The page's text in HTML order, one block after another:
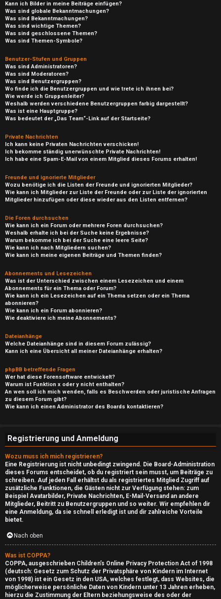
Kann ich Bilder in meine Beiträge einfügen?
Was sind globale Bekanntmachungen?
Was sind Bekanntmachungen?
Was sind wichtige Themen?
Was sind geschlossene Themen?
Was sind Themen-Symbole?
Benutzer-Stufen und Gruppen
Was sind Administratoren?
Was sind Moderatoren?
Was sind Benutzergruppen?
Wo finde ich die Benutzergruppen und wie trete ich ihnen bei?
Wie werde ich Gruppenleiter?
Weshalb werden verschiedene Benutzergruppen farbig dargestellt?
Was ist eine Hauptgruppe?
Was bedeutet der „Das Team“-Link auf der Startseite?
Private Nachrichten
Ich kann keine Privaten Nachrichten verschicken!
Ich bekomme ständig unerwünschte Private Nachrichten!
Ich habe eine Spam-E-Mail von einem Mitglied dieses Forums erhalten!
Freunde und ignorierte Mitglieder
Wozu benötige ich die Listen der Freunde und ignorierten Mitglieder?
Wie kann ich Mitglieder zur Liste der Freunde oder zur Liste der ignorierten
Mitglieder hinzufügen oder diese wieder aus den Listen entfernen?
Die Foren durchsuchen
Wie kann ich ein Forum oder mehrere Foren durchsuchen?
Weshalb erhalte ich bei der Suche keine Ergebnisse?
Warum bekomme ich bei der Suche eine leere Seite?
Wie kann ich nach Mitgliedern suchen?
Wie kann ich meine eigenen Beiträge und Themen finden?
Abonnements und Lesezeichen
Was ist der Unterschied zwischen einem Lesezeichen und einem
Abonnements für ein Thema oder Forum?
Wie kann ich ein Lesezeichen auf ein Thema setzen oder ein Thema
abonnieren?
Wie kann ich ein Forum abonnieren?
Wie deaktiviere ich meine Abonnements?
Dateianhänge
Welche Dateianhänge sind in diesem Forum zulässig?
Kann ich eine Übersicht all meiner Dateianhänge erhalten?
phpBB betreffende Fragen
Wer hat diese Forensoftware entwickelt?
Warum ist Funktion x oder y nicht enthalten?
An wen soll ich mich wenden, falls es Beschwerden oder juristische Anfragen
zu diesem Forum gibt?
Wie kann ich einen Administrator des Boards kontaktieren?
Registrierung und Anmeldung
Wozu muss ich mich registrieren?
Eine Registrierung ist nicht unbedingt zwingend. Die Board-Administration
dieses Forums entscheidet, ob du registriert sein musst, um Beiträge zu
schreiben. Auf jeden Fall erhältst du als registriertes Mitglied Zugriff auf
zusätzliche Funktionen, die Gästen nicht zur Verfügung stehen: zum
Beispiel Avatarbilder, Private Nachrichten, E-Mail-Versand an andere
Mitglieder, Beitritt zu Benutzergruppen und so weiter. Wir empfehlen dir
eine Anmeldung, da sie schnell erledigt ist und dir zahlreiche Vorteile
bietet.
Nach oben
Was ist COPPA?
COPPA, ausgeschrieben Children’s Online Privacy Protection Act of 1998
(deutsch: Gesetz zum Schutz der Privatsphäre von Kindern im Internet
von 1998) ist ein Gesetz in den USA, welches festlegt, dass Websites, die
möglicherweise persönliche Daten von Kindern unter 13 Jahren erheben,
hierzu die Zustimmung der Eltern beziehungsweise des oder der